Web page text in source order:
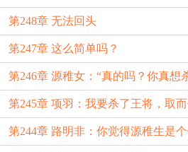
第248章 无法回头
第247章 这么简单吗？
第246章 源稚女：“真的吗？你真想
第245章 项羽：我要杀了王将，取
第244章 路明非：你觉得源稚生是